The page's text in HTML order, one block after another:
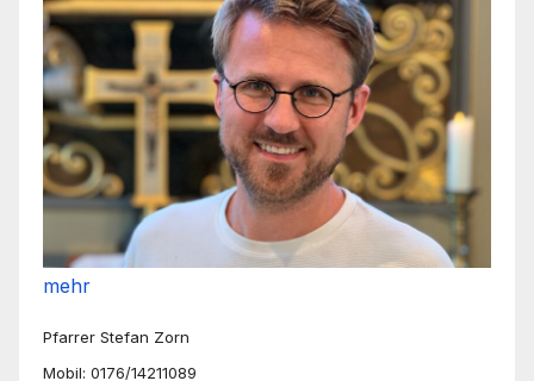
mehr
Pfarrer Stefan Zorn
Mobil: 0176/14211089